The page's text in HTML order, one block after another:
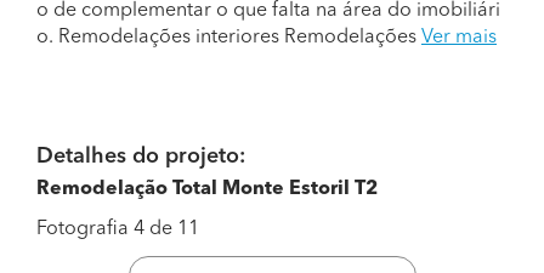
o de complementar o que falta na área do imobiliári
o. Remodelações interiores Remodelações Ver mais
Detalhes do projeto:
Remodelação Total Monte Estoril T2
Fotografia 4 de 11